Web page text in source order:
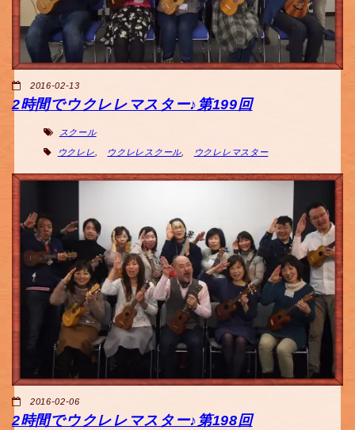
2016-02-13
2時間でウクレレマスター♪第199回
スクール
ウクレレ ウクレレスクール, ウクレレマスター
2016-02-06
2時間でウクレレマスター♪第198回